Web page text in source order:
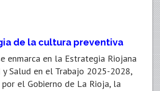
de la cultura preventiva
enmarca en la Estrategia Riojana
y Salud en el Trabajo 2025-2028,
por el Gobierno de La Rioja, la